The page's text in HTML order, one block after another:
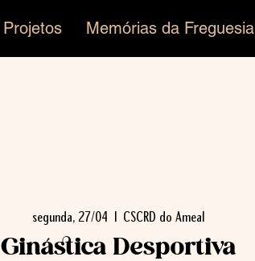
Projetos Memórias da Freguesia
segunda, 27/04
  |
CSCRD do Ameal
Ginástica Desportiva